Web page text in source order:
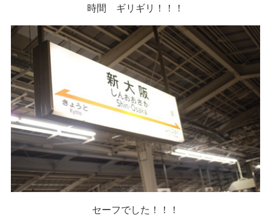
時間 ギリギリ！！！
セーフでした！！！